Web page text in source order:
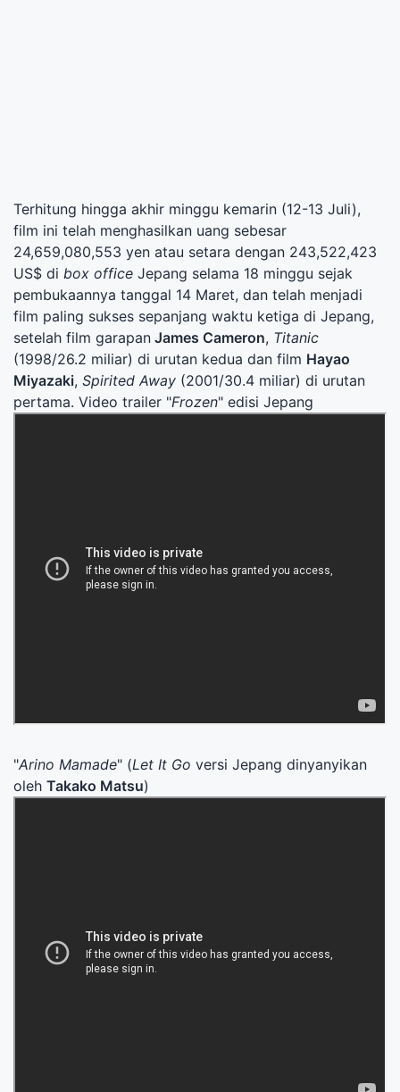
Terhitung hingga akhir minggu kemarin (12-13 Juli),
film ini telah menghasilkan uang sebesar
24,659,080,553 yen atau setara dengan 243,522,423
US$ di box office Jepang selama 18 minggu sejak
pembukaannya tanggal 14 Maret, dan telah menjadi
film paling sukses sepanjang waktu ketiga di Jepang,
setelah film garapan James Cameron, Titanic
(1998/26.2 miliar) di urutan kedua dan film Hayao
Miyazaki, Spirited Away (2001/30.4 miliar) di urutan
pertama. Video trailer "Frozen" edisi Jepang
"Arino Mamade" (Let It Go versi Jepang dinyanyikan
oleh Takako Matsu)